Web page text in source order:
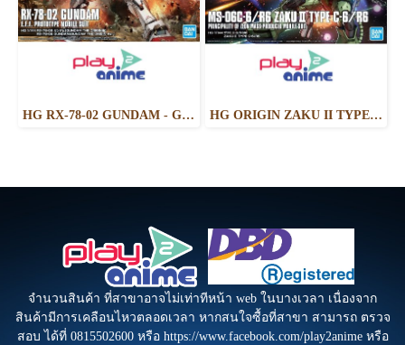
HG RX-78-02 GUNDAM - GUNDAM THE ORIGIN VER. HG ORIGIN ZAKU II TYPE C-6/R6
จำนวนสินค้า ที่สาขาอาจไม่เท่าทีหน้า web ในบางเวลา เนื่องจาก
สินค้ามีการเคลือนไหวตลอดเวลา หากสนใจซื้อที่สาขา สามารถ ตรวจ
สอบ ได้ที่ 0815502600 หรือ https://www.facebook.com/play2anime หรือ